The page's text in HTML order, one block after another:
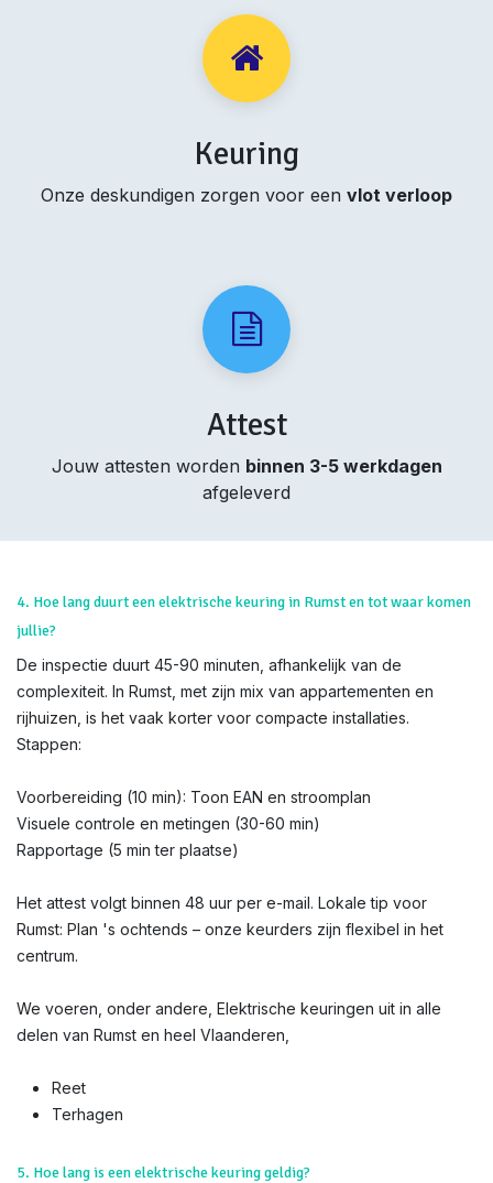
Keuring
Onze deskundigen zorgen voor een vlot verloop
Attest
Jouw attesten worden binnen 3-5 werkdagen
afgeleverd
4. Hoe lang duurt een elektrische keuring in Rumst en tot waar komen
jullie?
De inspectie duurt 45-90 minuten, afhankelijk van de
complexiteit. In Rumst, met zijn mix van appartementen en
rijhuizen, is het vaak korter voor compacte installaties.
Stappen:
Voorbereiding (10 min): Toon EAN en stroomplan
Visuele controle en metingen (30-60 min)
Rapportage (5 min ter plaatse)
Het attest volgt binnen 48 uur per e-mail. Lokale tip voor
Rumst: Plan 's ochtends – onze keurders zijn flexibel in het
centrum.
We voeren, onder andere, Elektrische keuringen uit in alle
delen van Rumst en heel Vlaanderen,
Reet
Terhagen
5. Hoe lang is een elektrische keuring geldig?